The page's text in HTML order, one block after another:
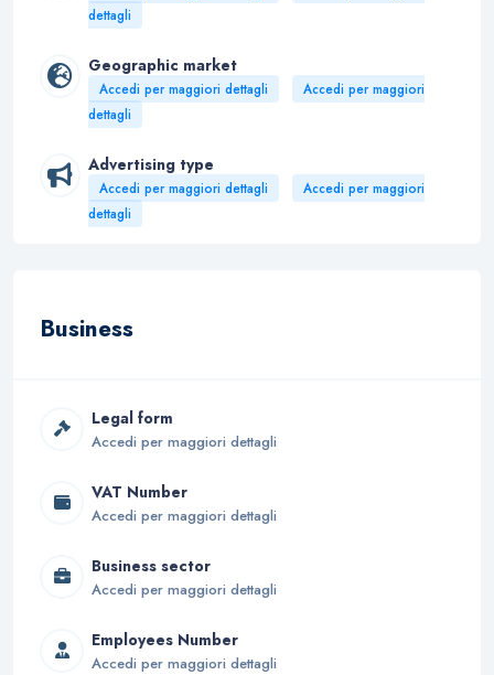
dettagli
Geographic market
Accedi per maggiori dettagli
Accedi per maggiori
dettagli
Advertising type
Accedi per maggiori dettagli
Accedi per maggiori
dettagli
Business
Legal form
Accedi per maggiori dettagli
VAT Number
Accedi per maggiori dettagli
Business sector
Accedi per maggiori dettagli
Employees Number
Accedi per maggiori dettagli